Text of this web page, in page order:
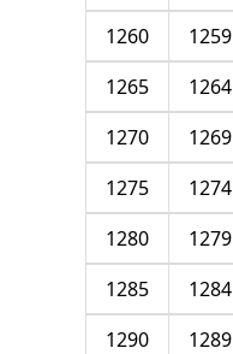
1259
1260
1264
1265
1269
1270
1274
1275
1279
1280
1284
1285
1289
1290